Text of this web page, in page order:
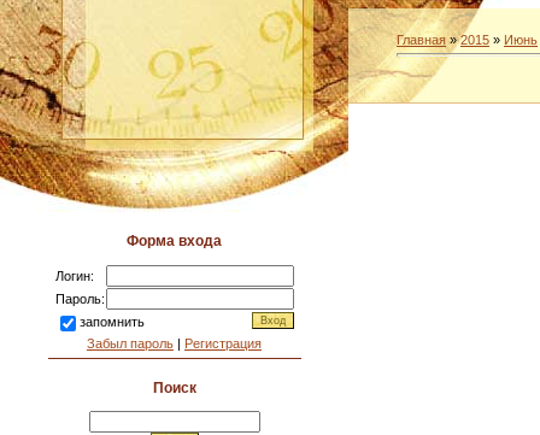
Форма входа
Логин:
Пароль:
запомнить
Забыл пароль | Регистрация
Поиск
Главная »2015 » Июнь